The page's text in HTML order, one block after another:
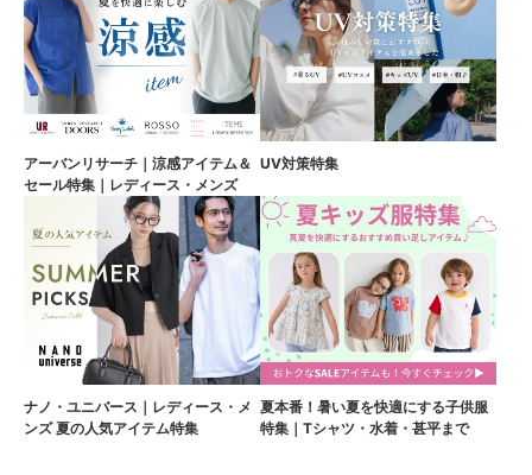
アーバンリサーチ｜涼感アイテム＆
セール特集｜レディース・メンズ
UV対策特集
ナノ・ユニバース｜レディース・メ
ンズ 夏の人気アイテム特集
夏本番！暑い夏を快適にする子供服
特集｜Tシャツ・水着・甚平まで